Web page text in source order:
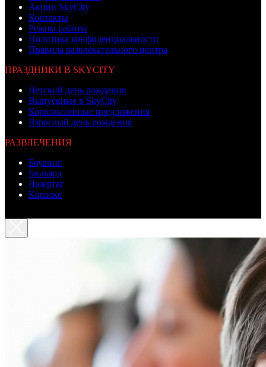
Акции SkyCity
Контакты
Режим работы
Политика конфиденциальности
Правила развлекательного центра
ПРАЗДНИКИ В SKYCITY
Детский день рождения
Выпускные в SkyCity
Корпоративные предложения
Взрослый день рождения
РАЗВЛЕЧЕНИЯ
Боулинг
Бильярд
Лазертаг
Караоке